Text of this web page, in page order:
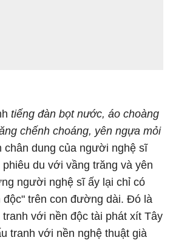
tiếng đàn bọt nước, áo choàng
chếnh choáng, yên ngựa mỏi
chân dung của người nghệ sĩ
du với vầng trăng và yên
người nghệ sĩ ấy lại chỉ có
độc" trên con đường dài. Đó là
với nền độc tài phát xít Tây
tranh với nền nghệ thuật già